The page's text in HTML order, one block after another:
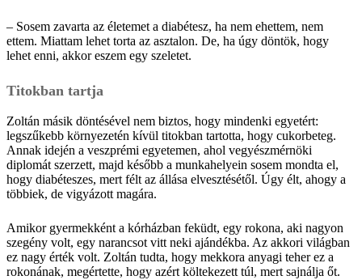
– Sosem zavarta az életemet a diabétesz, ha nem ehettem, nem
ettem. Miattam lehet torta az asztalon. De, ha úgy döntök, hogy
lehet enni, akkor eszem egy szeletet.
Titokban tartja
Zoltán másik döntésével nem biztos, hogy mindenki egyetért:
legszűkebb környezetén kívül titokban tartotta, hogy cukorbeteg.
Annak idején a veszprémi egyetemen, ahol vegyészmérnöki
diplomát szerzett, majd később a munkahelyein sosem mondta el,
hogy diabéteszes, mert félt az állása elvesztésétől. Úgy élt, ahogy a
többiek, de vigyázott magára.
Amikor gyermekként a kórházban feküdt, egy rokona, aki nagyon
szegény volt, egy narancsot vitt neki ajándékba. Az akkori világban
ez nagy érték volt. Zoltán tudta, hogy mekkora anyagi teher ez a
rokonának, megértette, hogy azért költekezett túl, mert sajnálja őt.